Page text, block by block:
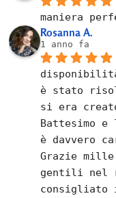
maniera
Rosanna A.
1 anno fa
è stato
si era
Battesimo
è davvero
Grazie
gentili nel
consigliato